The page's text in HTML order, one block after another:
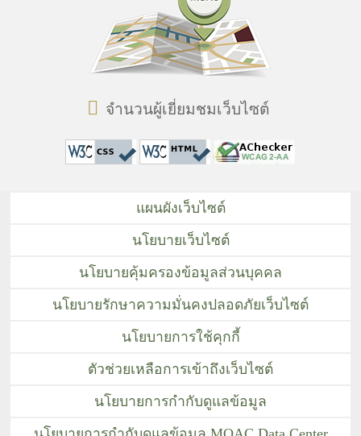
จำนวนผู้เยี่ยมชมเว็บไซต์
แผนผังเว็บไซต์
นโยบายเว็บไซต์
นโยบายคุ้มครองข้อมูลส่วนบุคคล
นโยบายรักษาความมั่นคงปลอดภัยเว็บไซต์
นโยบายการใช้คุกกี้
ตัวช่วยเหลือการเข้าถึงเว็บไซต์
นโยบายการกำกับดูแลข้อมูล